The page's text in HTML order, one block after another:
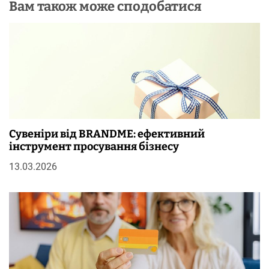
Вам також може сподобатися
Сувеніри від BRANDME: ефективний
інструмент просування бізнесу
13.03.2026